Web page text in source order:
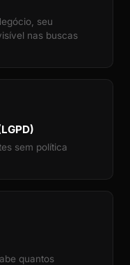
seu
nas buscas
sem política
quantos